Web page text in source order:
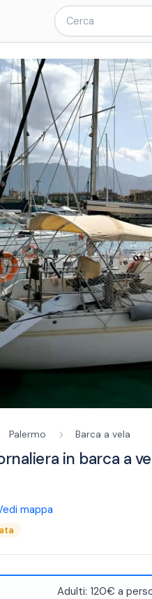
Palermo Barca a vela
in barca a
mappa
Adulti: 120€ a